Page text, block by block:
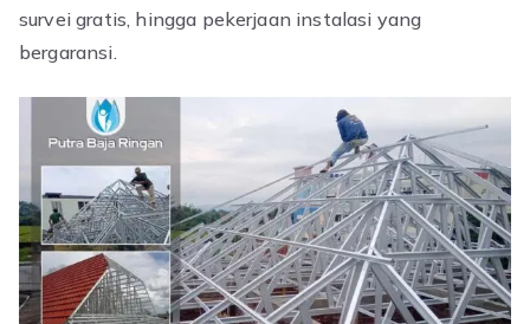
survei gratis, hingga pekerjaan instalasi yang
bergaransi.